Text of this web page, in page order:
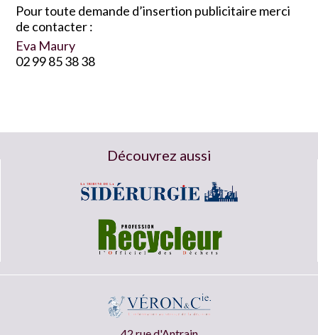
Pour toute demande d’insertion publicitaire merci
de contacter :
Eva Maury
02 99 85 38 38
Découvrez aussi